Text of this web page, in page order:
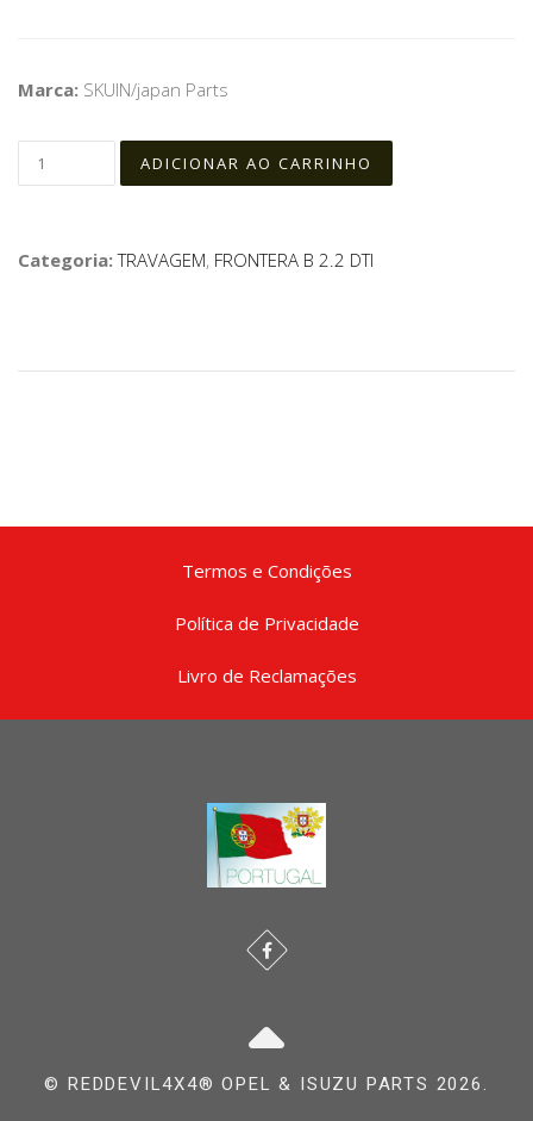
Marca: SKUIN/japan Parts
Categoria:TRAVAGEM, FRONTERA B 2.2 DTI
Termos e Condições
Política de Privacidade
Livro de Reclamações
© REDDEVIL4X4® OPEL & ISUZU PARTS 2026.